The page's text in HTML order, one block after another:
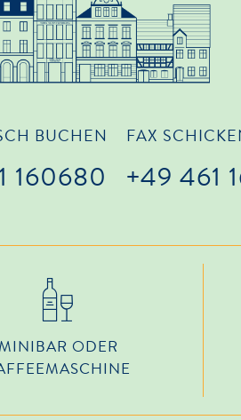
BUCHEN
160680
FAX
+49 461
MINIBAR ODER